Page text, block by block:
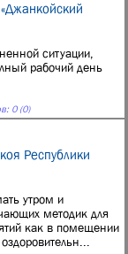
ситуации,
рабочий день
0 (0)
Республики
утром и
методик для
как в помещении